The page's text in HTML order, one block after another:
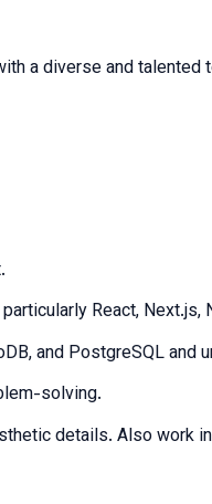
a diverse and
React, Next.js,
and PostgreSQL and u
solving.
details. Alsowork